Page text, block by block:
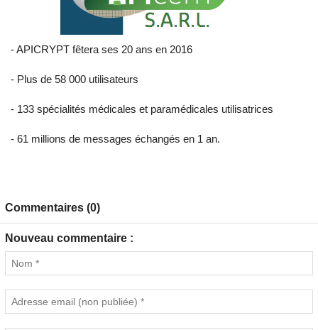
- APICRYPT fêtera ses 20 ans en 2016
- Plus de 58 000 utilisateurs
- 133 spécialités médicales et paramédicales utilisatrices
- 61 millions de messages échangés en 1 an.
Commentaires (0)
Nouveau commentaire :